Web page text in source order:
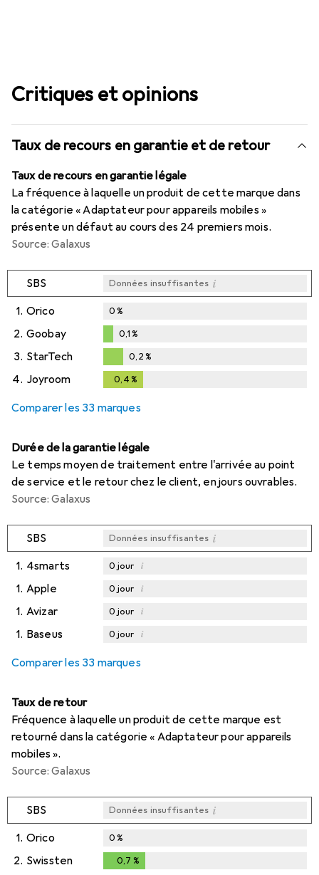
Critiques et opinions
Taux de recours en garantie et de retour
Taux de recours en garantie légale
La fréquence à laquelle un produit de cette marque dans
la catégorie « Adaptateur pour appareils mobiles »
présente un défaut au cours des 24 premiers mois.
Source: Galaxus
SBS Données insuffisantes i
1. Orico 0%
2. Goobay
%
0,1%
3. StarTech
0,2%
0,2%
4. Joyroom 0,4 %
Comparer les 33 marques
Durée de la garantie légale
Le temps moyen de traitement entre l'arrivée au point
de service et le retour chez le client, en jours ouvrables.
Source: Galaxus
SBS Données insuffisantes i
1. 4smarts 0 jour i
1. Apple 0 jour i
1. Avizar 0 jour i
1. Baseus 0 jour i
Comparer les 33 marques
Taux de retour
Fréquence à laquelle un produit de cette marque est
retourné dans la catégorie « Adaptateur pour appareils
mobiles ».
Source: Galaxus
SBS Données insuffisantes i
1. Orico 0%
2. Swissten 0,7 %